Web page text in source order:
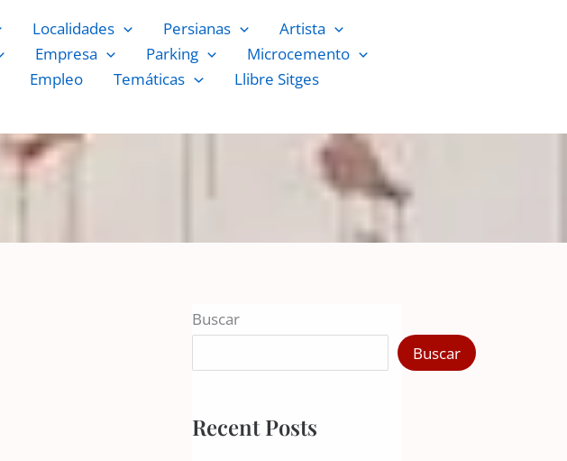
Localidades Persianas
Artista
Empresa Parking
Microcemento
Empleo Temáticas
Llibre Sitges
Buscar
Buscar
Recent Posts